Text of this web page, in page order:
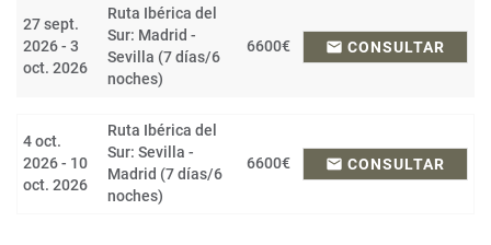
27 sept.
2026 - 3
oct. 2026
Ruta Ibérica del
Sur: Madrid -
Sevilla (7 días/6
noches)
6600€ email CONSULTAR
4 oct.
2026 - 10
oct. 2026
Ruta Ibérica del
Sur: Sevilla -
Madrid (7 días/6
noches)
6600€ email CONSULTAR